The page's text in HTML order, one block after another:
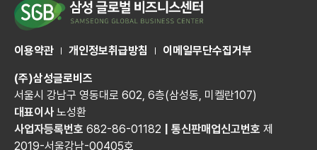
이용약관 개인정보취급방침 이메일무단수집거부
(주)삼성글로비즈
서울시 강남구 영동대로 602, 6층(삼성동, 미켈란107)
대표이사 노성환
사업자등록번호 682-86-01182 통신판매업신고번호 제
2019-서울강남-00405호